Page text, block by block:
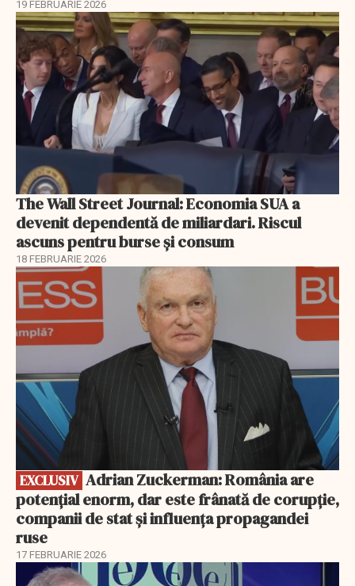
19 FEBRUARIE 2026
The Wall Street Journal: Economia SUA a
devenit dependentă de miliardari. Riscul
ascuns pentru burse și consum
18 FEBRUARIE 2026
EXCLUSIV
EXCLUSIV
potențial enorm, dar este frânată de corupție,
companii de stat și influența propagandei
ruse
17 FEBRUARIE 2026
EXCLUSIV